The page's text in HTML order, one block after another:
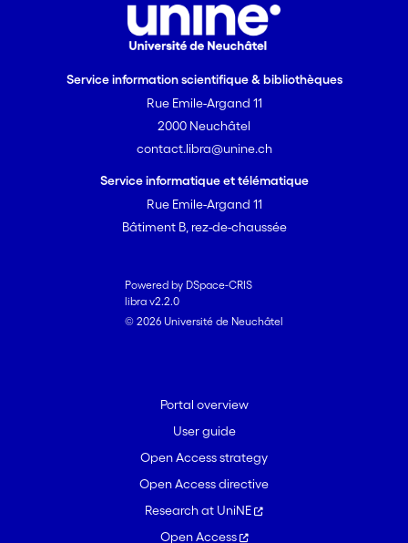
Service information scientifique & bibliothèques
Rue Emile-Argand 11
2000 Neuchâtel
contact.libra@unine.ch
Service informatique et télématique
Rue Emile-Argand 11
Bâtiment B, rez-de-chaussée
Powered by DSpace-CRIS
libra v2.2.0
© 2026 Université de Neuchâtel
Portal overview
User guide
Open Access strategy
Open Access directive
Research at UniNE
Open Access